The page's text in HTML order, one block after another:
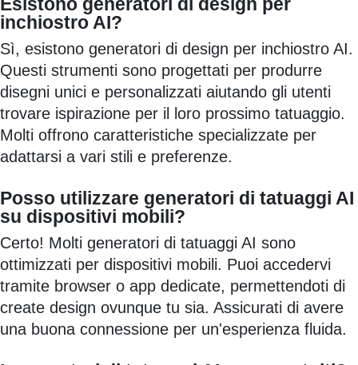
Esistono generatori di design per
inchiostro AI?
Sì, esistono generatori di design per inchiostro AI.
Questi strumenti sono progettati per produrre
disegni unici e personalizzati aiutando gli utenti
trovare ispirazione per il loro prossimo tatuaggio.
Molti offrono caratteristiche specializzate per
adattarsi a vari stili e preferenze.
Posso utilizzare generatori di tatuaggi AI
su dispositivi mobili?
Certo! Molti generatori di tatuaggi AI sono
ottimizzati per dispositivi mobili. Puoi accedervi
tramite browser o app dedicate, permettendoti di
create design ovunque tu sia. Assicurati di avere
una buona connessione per un'esperienza fluida.